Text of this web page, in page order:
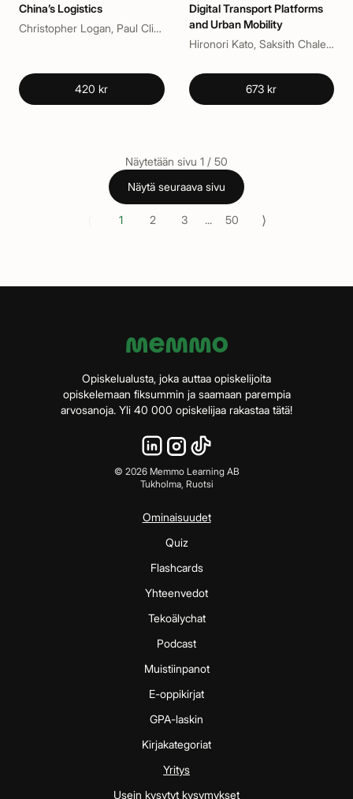
China’s Logistics
Christopher Logan, Paul Clifford
420 kr
Digital Transport Platforms
and Urban Mobility
Hironori Kato, Saksith Chalermpong
673 kr
Näytetään sivu 1 / 50
Näytä seuraava sivu
1 2 3 ... 50 ⟩
Opiskelualusta, joka auttaa opiskelijoita
opiskelemaan fiksummin ja saamaan parempia
arvosanoja. Yli 40 000 opiskelijaa rakastaa tätä!
© 2026Memmo Learning AB
Tukholma, Ruotsi
Ominaisuudet
Quiz
Flashcards
Yhteenvedot
Tekoälychat
Podcast
Muistiinpanot
E-oppikirjat
GPA-laskin
Kirjakategoriat
Yritys
Usein kysytyt kysymykset